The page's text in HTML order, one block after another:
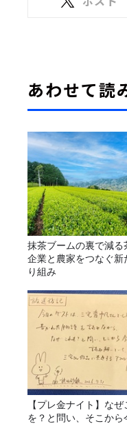
あわせて読
抹茶ブームの裏で減
企業と農家をつなぐ新
り組み
【プレ金ナイト】なぜ
を？と問い、そこから